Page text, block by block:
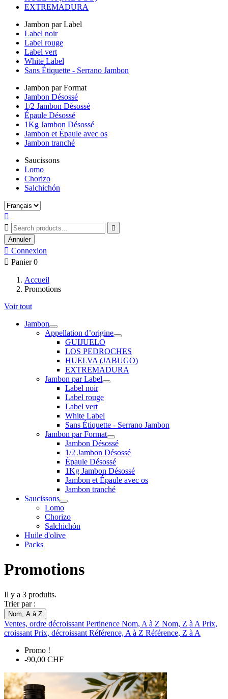
EXTREMADURA
Jambon par Label
Label noir
Label rouge
Label vert
White Label
Sans Étiquette - Serrano Jambon
Jambon par Format
Jambon Désossé
1/2 Jambon Désossé
Épaule Désossé
1Kg Jambon Désossé
Jambon et Épaule avec os
Jambon tranché
Saucissons
Lomo
Chorizo
Salchichón



Annuler
 Connexion
 Panier 0
Accueil
Promotions
Voir tout
Jambon
Appellation d’origine
GUIJUELO
LOS PEDROCHES
HUELVA (JABUGO)
EXTREMADURA
Jambon par Label
Label noir
Label rouge
Label vert
White Label
Sans Étiquette - Serrano Jambon
Jambon par Format
Jambon Désossé
1/2 Jambon Désossé
Épaule Désossé
1Kg Jambon Désossé
Jambon et Épaule avec os
Jambon tranché
Saucissons
Lomo
Chorizo
Salchichón
Huile d'olive
Packs
Promotions
Il y a 3 produits.
Trier par :
Nom, A à Z
Ventes, ordre décroissant Pertinence Nom, A à Z Nom, Z à A Prix,
croissant Prix, décroissant Référence, A à Z Référence, Z à A
Promo !
-90,00 CHF